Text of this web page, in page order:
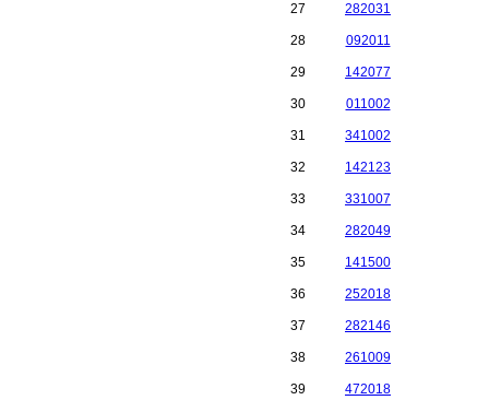
27 282031
28 092011
29 142077
30 011002
31 341002
32 142123
33 331007
34 282049
35 141500
36 252018
37 282146
38 261009
39 472018